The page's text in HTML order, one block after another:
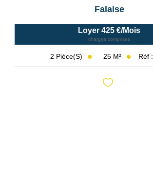
Falaise
Loyer 425 €/mois
charges comprises
2 Pièce(s) 25 M² Réf :